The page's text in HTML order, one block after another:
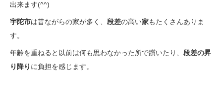
出来ます(^^)
宇陀市は昔ながらの家が多く、 段差の高い家もたくさんありま
す。
年齢を重ねると以前は何も思わなかった所で躓いたり、 段差の昇
り降り に負担を感じます。